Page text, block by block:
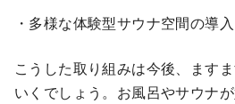
・多様な体験型サウナ空間の導入
こうした取り組みは今後、ます
いくでしょう。お風呂やサウナ